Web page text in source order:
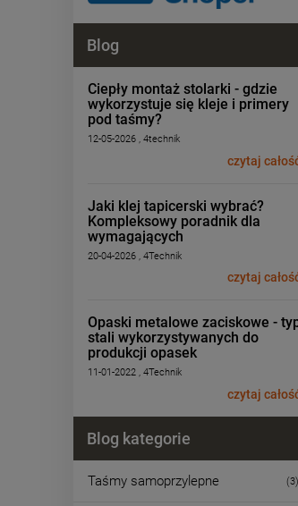
Blog
Ciepły montaż stolarki - gdzie
wykorzystuje się kleje i primery
pod taśmy?
12-05-2026 , 4technik
czytaj
Jaki klej tapicerski wybrać?
Kompleksowy poradnik dla
wymagających
20-04-2026 , 4Technik
czytaj
Opaski metalowe zaciskowe -
stali wykorzystywanych do
produkcji opasek
11-01-2022 , 4Technik
czytaj
Blog kategorie
Taśmy samoprzylepne (3)
SZCZYPCE UNIWERSALNE
KOMBINERKI VDE 1000V